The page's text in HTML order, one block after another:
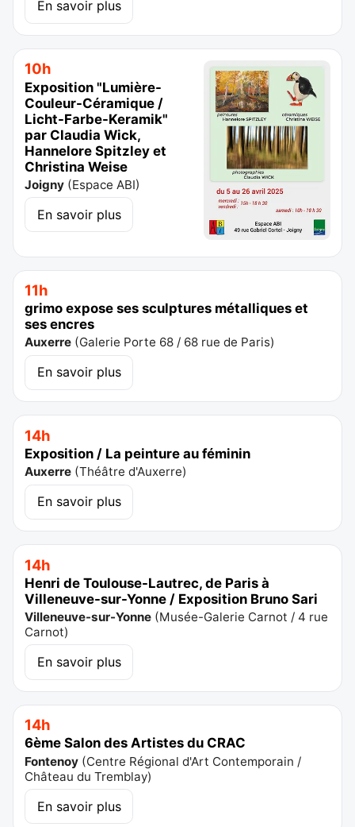
En savoir plus
10h
Exposition "Lumière-
Couleur-Céramique /
Licht-Farbe-Keramik"
par Claudia Wick,
Hannelore Spitzley et
Christina Weise
Joigny (Espace ABI)
En savoir plus
11h
grimo expose ses sculptures métalliques et
ses encres
Auxerre (Galerie Porte 68 / 68 rue de Paris)
En savoir plus
14h
Exposition / La peinture au féminin
Auxerre (Théâtre d'Auxerre)
En savoir plus
14h
Henri de Toulouse-Lautrec, de Paris à
Villeneuve-sur-Yonne / Exposition Bruno Sari
Villeneuve-sur-Yonne (Musée-Galerie Carnot / 4 rue
Carnot)
En savoir plus
14h
6ème Salon des Artistes du CRAC
Fontenoy (Centre Régional d'Art Contemporain /
Château du Tremblay)
En savoir plus